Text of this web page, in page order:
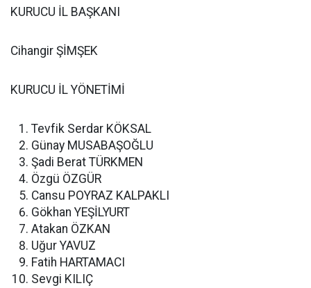
KURUCU İL BAŞKANI
Cihangir ŞİMŞEK
KURUCU İL YÖNETİMİ
Tevfik Serdar KÖKSAL
Günay MUSABAŞOĞLU
Şadi Berat TÜRKMEN
Özgü ÖZGÜR
Cansu POYRAZ KALPAKLI
Gökhan YEŞİLYURT
Atakan ÖZKAN
Uğur YAVUZ
Fatih HARTAMACI
Sevgi KILIÇ